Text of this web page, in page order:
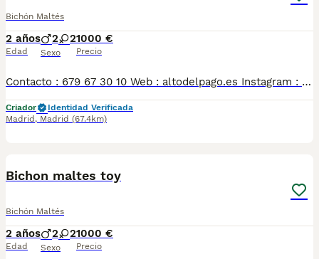
Bichón Maltés
2 años
Edad
2 2
Sexo
1000 €
Precio
Contacto : 679 67 30 10 Web : altodelpago.es Instagram : @altodelpago Criados en ambiente familiar, en plena naturaleza. Se entregan con toda su documentación y cartilla. Posibilidad de visitarnos cualquier dia del año. Pedimos seriedad y responsabilidad.
Criador
Identidad Verificada
Madrid , Madrid (67.4km)
Bichon maltes toy
Bichón Maltés
2 años
Edad
2 2
Sexo
1000 €
Precio